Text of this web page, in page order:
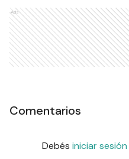
Ads
Comentarios
Debés iniciar sesión